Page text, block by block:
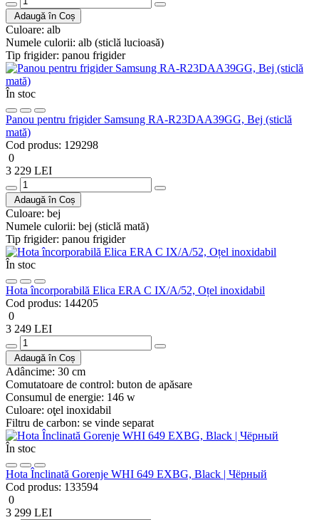
Adaugă în Coș
Culoare: alb
Numele culorii: alb (sticlă lucioasă)
Tip frigider: panou frigider
În stoc
Panou pentru frigider Samsung RA-R23DAA39GG, Bej (sticlă
mată)
Cod produs: 129298
0
3 229 LEI
Adaugă în Coș
Culoare: bej
Numele culorii: bej (sticlă mată)
Tip frigider: panou frigider
În stoc
Hota încorporabilă Elica ERA C IX/A/52, Oțel inoxidabil
Cod produs: 144205
0
3 249 LEI
Adaugă în Coș
Adâncime: 30 cm
Comutatoare de control: buton de apăsare
Consumul de energie: 146 w
Culoare: oţel inoxidabil
Filtru de carbon: se vinde separat
În stoc
Hota Înclinată Gorenje WHI 649 EXBG, Black | Чёрный
Cod produs: 133594
0
3 299 LEI